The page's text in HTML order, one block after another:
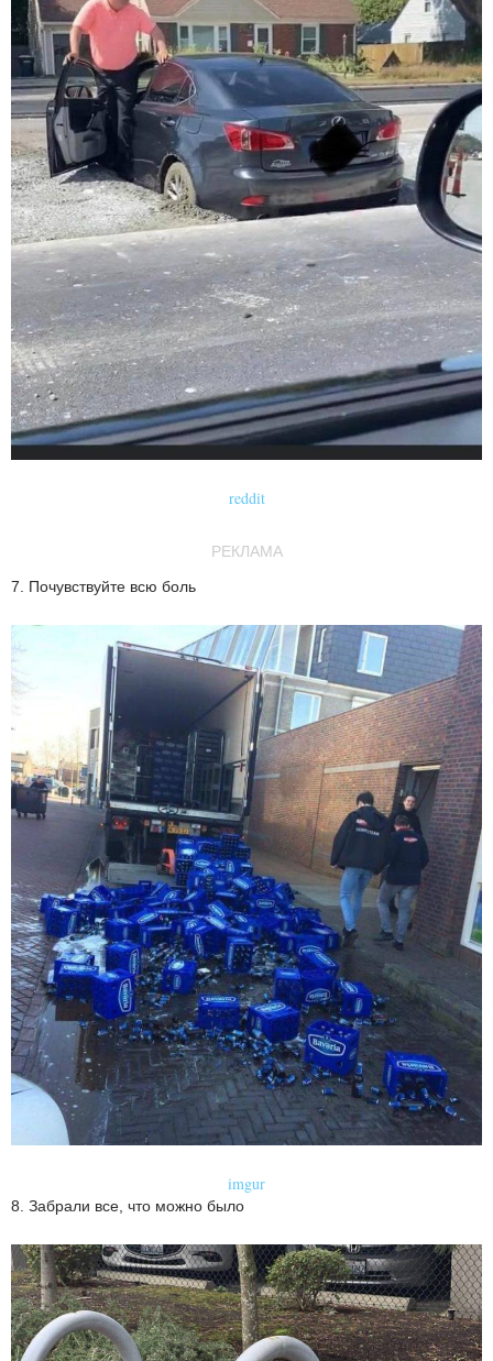
reddit
РЕКЛАМА
7. Почувствуйте всю боль
imgur
8. Забрали все, что можно было